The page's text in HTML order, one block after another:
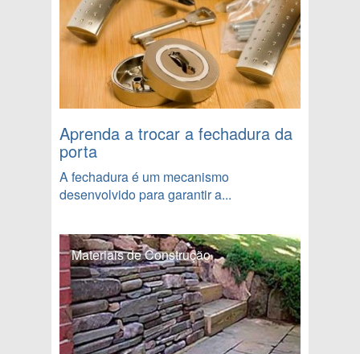
Aprenda a trocar a fechadura da
porta
A fechadura é um mecanismo
desenvolvido para garantir a...
Materiais de Construção